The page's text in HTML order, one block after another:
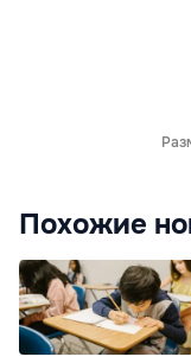
Похожие